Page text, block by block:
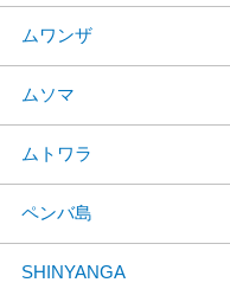
ムワンザ
ムソマ
ムトワラ
ペンバ島
SHINYANGA